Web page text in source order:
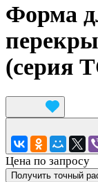
Форма
(серия
Цена по запросу
Получить точный